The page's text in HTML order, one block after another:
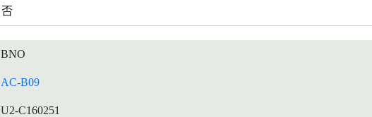
否
BNO
AC-B09
U2-C160251